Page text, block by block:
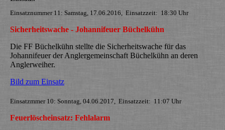
Einsatznummer 11: Samstag, 17.06.2016, Einsatzzeit: 18:30 Uhr
Sicherheitswache - Johannifeuer Büchelkühn
Die FF Büchelkühn stellte die Sicherheitswache für das
Johannifeuer der Anglergemeinschaft Büchelkühn an deren
Anglerweiher.
Bild zum Einsatz
Einsatzmmer 10: Sonntag, 04.06.2017, Einsatzzeit: 11:07 Uhr
Feuerlöscheinsatz: Fehlalarm